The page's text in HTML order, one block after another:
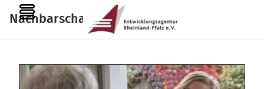
Inhalt
Nachbarschaftshilfe
MENU